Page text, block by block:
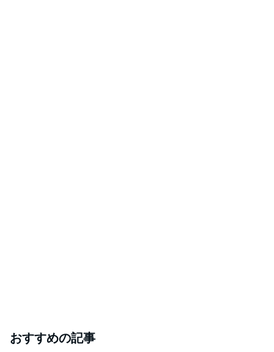
おすすめの記事